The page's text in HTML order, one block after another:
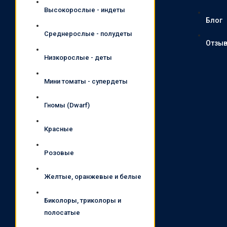
Высокорослые - индеты
Среднерослые - полудеты
Низкорослые - деты
Мини томаты - супердеты
Гномы (Dwarf)
Красные
Розовые
Желтые, оранжевые и белые
Биколоры, триколоры и
полосатые
Блог